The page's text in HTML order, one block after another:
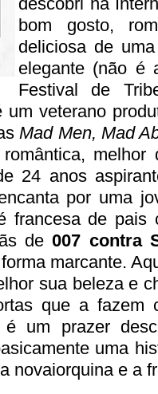
bom gosto,
deliciosa de
elegante (não é
Festival de
veterano
Mad Men, Mad
melhor
24 anos
por uma
francesa de pais
de007 contra
marcante.
sua beleza e
que a fazem
é um prazer
uma
novaiorquina e a